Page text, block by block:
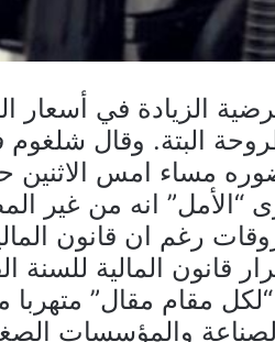
الزيادة في أسعار
البتة. وقال
مساء امس الاثنين
انه من غير
قانون المالية للسنة
“لكل مقام مقال”
والمؤسسات